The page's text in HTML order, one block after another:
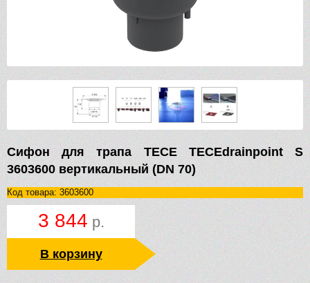
Сифон для трапа TECE TECEdrainpoint S
3603600 вертикальный (DN 70)
Код товара: 3603600
3 844 р.
В корзину